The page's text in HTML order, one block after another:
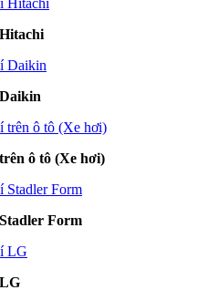
ô tô (Xe hơi)
Form